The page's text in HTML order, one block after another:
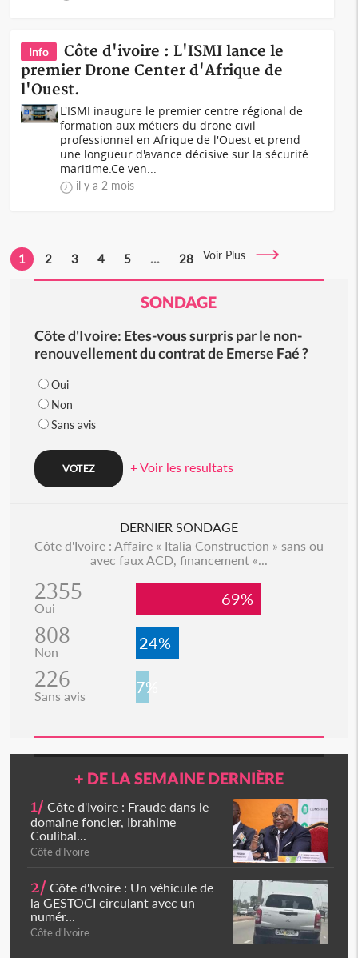
Info
Côte d'ivoire : L'ISMI lance le
premier Drone Center d'Afrique de
l'Ouest.
L'ISMI inaugure le premier centre régional de
formation aux métiers du drone civil
professionnel en Afrique de l'Ouest et prend
une longueur d'avance décisive sur la sécurité
maritime.Ce ven...
il y a 2 mois
1 2 3 4 5 ... 28 Voir Plus
SONDAGE
Côte d'Ivoire: Etes-vous surpris par le non-
renouvellement du contrat de Emerse Faé ?
Oui
Non
Sans avis
+ Voir les resultats
DERNIER SONDAGE
Côte d'Ivoire : Affaire « Italia Construction » sans ou
avec faux ACD, financement «...
2355
Oui 69%
808
Non 24%
226
Sans avis 7%
+ DE LA SEMAINE DERNIÈRE
1/ Côte d'Ivoire : Fraude dans le
domaine foncier, Ibrahime
Coulibal...
Côte d'Ivoire
2/ Côte d'Ivoire : Un véhicule de
la GESTOCI circulant avec un
numér...
Côte d'Ivoire